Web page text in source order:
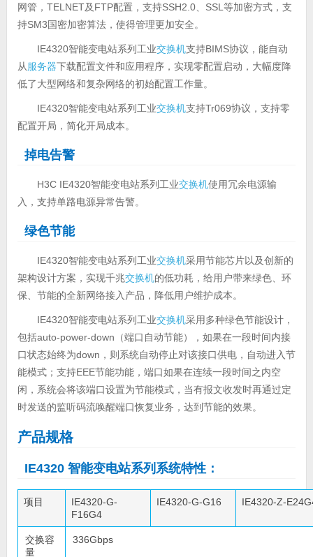
网管，TELNET及FTP配置，支持SSH2.0、SSL等加密方式，支
持SM3国密加密算法，使得管理更加安全。
IE4320智能变电站系列工业交换机支持BIMS协议，能自动
从服务器下载配置文件和应用程序，实现零配置启动，大幅度降
低了大型网络和复杂网络的初始配置工作量。
IE4320智能变电站系列工业交换机支持Tr069协议，支持零
配置开局，简化开局成本。
掉电告警
H3C IE4320智能变电站系列工业交换机使用冗余电源输
入，支持单路电源异常告警。
绿色节能
IE4320智能变电站系列工业交换机采用节能芯片以及创新的
架构设计方案，实现千兆交换机的低功耗，给用户带来绿色、环
保、节能的全新网络接入产品，降低用户维护成本。
IE4320智能变电站系列工业交换机采用多种绿色节能设计，
包括auto-power-down（端口自动节能），如果在一段时间内接
口状态始终为down，则系统自动停止对该接口供电，自动进入节
能模式；支持EEE节能功能，端口如果在连续一段时间之内空
闲，系统会将该端口设置为节能模式，当有报文收发时再通过定
时发送的监听码流唤醒端口恢复业务，达到节能的效果。
产品规格
IE4320 智能变电站系列系统特性：
项目
IE4320-G-
F16G4
IE4320-G-G16 IE4320-Z-
交换容
量
336Gbps